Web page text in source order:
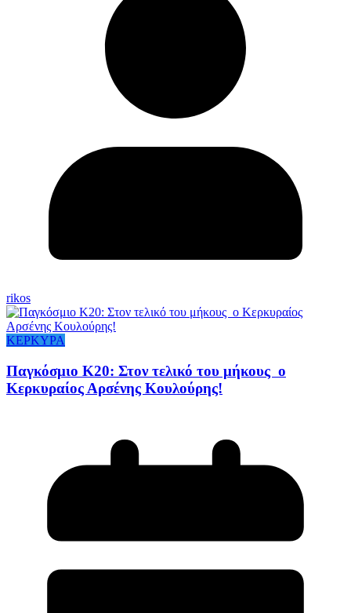
rikos
ΚΕΡΚΥΡΑ
Παγκόσμιο Κ20: Στον τελικό του μήκους ο
Κερκυραίος Αρσένης Κουλούρης!